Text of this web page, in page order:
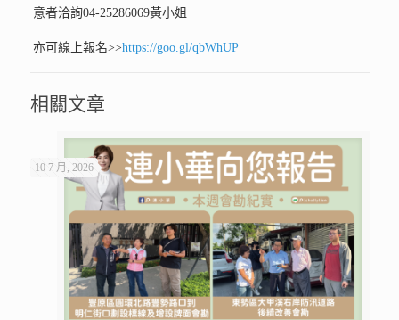
意者洽詢04-25286069黃小姐
亦可線上報名>>https://goo.gl/qbWhUP
相關文章
10 7 月, 2026